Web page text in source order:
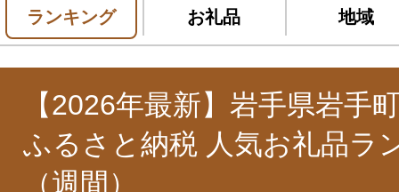
ランキング お礼品 地域
【2026年最新】岩手県岩手
ふるさと納税 人気お礼品ラ
（週間）